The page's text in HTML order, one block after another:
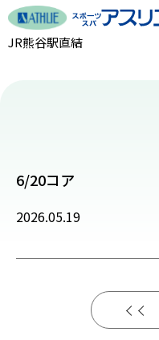
JR熊谷駅直結
6/20コア
2026.05.19